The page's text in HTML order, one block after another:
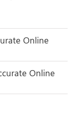
Online
Online